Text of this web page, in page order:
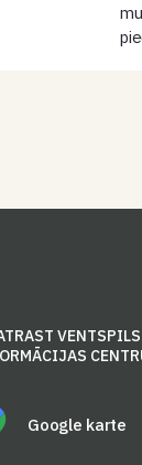
Google karte